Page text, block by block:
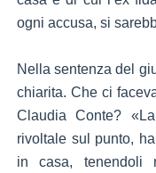
ogni accusa, si
Nella sentenza del
chiarita. Che ci
Claudia Conte?
rivoltale sul punto,
in casa, tenendoli